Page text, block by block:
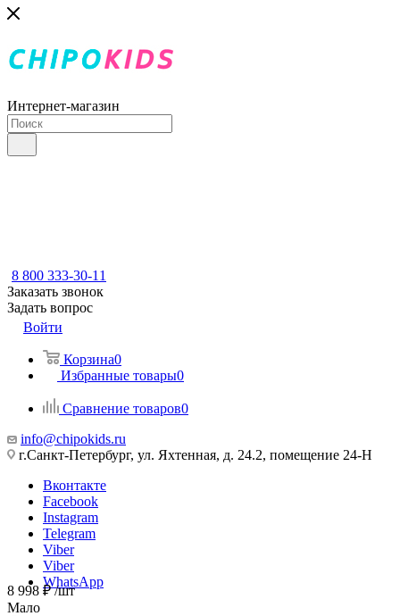
Интернет-магазин
8 800 333-30-11
Заказать звонок
Задать вопрос
Войти
Корзина0
Избранные товары0
Сравнение товаров0
info@chipokids.ru
г.Санкт-Петербург, ул. Яхтенная, д. 24.2, помещение 24-Н
Вконтакте
Facebook
Instagram
Telegram
Viber
Viber
WhatsApp
8 998 ₽ /шт
Мало